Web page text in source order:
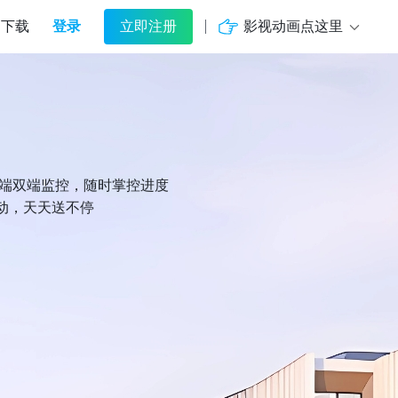
下载 登录 立即注册 影视动画点这里
双端监控，随时掌控进度
，天天送不停